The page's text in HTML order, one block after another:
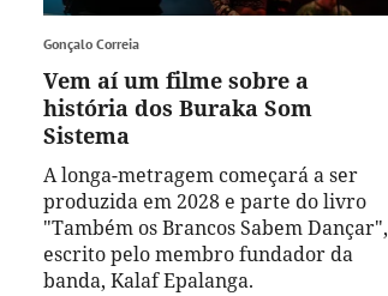
Gonçalo Correia
Vem aí um filme sobre a
história dos Buraka Som
Sistema
A longa-metragem começará a ser
produzida em 2028 e parte do livro
"Também os Brancos Sabem Dançar",
escrito pelo membro fundador da
banda, Kalaf Epalanga.